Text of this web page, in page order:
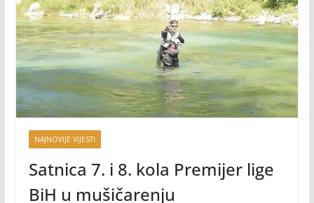
NAJNOVIJE VIJESTI
Satnica 7. i 8. kola Premijer lige
BiH u mušičarenju